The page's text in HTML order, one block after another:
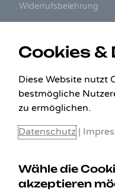
Widerrufsbelehrung
Cookies
Diese Website nutzt
bestmögliche
zu ermöglichen.
Datenschutz |
Wähle die
akzeptieren